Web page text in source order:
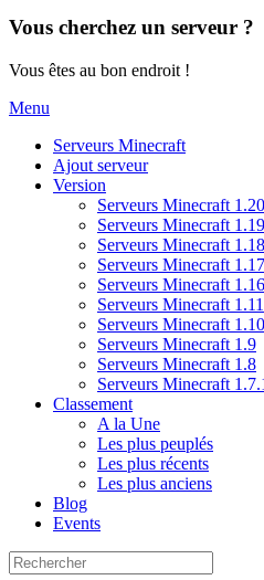
Vous cherchez un serveur ?
Vous êtes au bon endroit !
Menu
Serveurs Minecraft
Ajout serveur
Version
Serveurs Minecraft 1.20
Serveurs Minecraft 1.19
Serveurs Minecraft 1.18
Serveurs Minecraft 1.17
Serveurs Minecraft 1.16
Serveurs Minecraft 1.11
Serveurs Minecraft 1.10
Serveurs Minecraft 1.9
Serveurs Minecraft 1.8
Serveurs Minecraft
Classement
A la Une
Les plus peuplés
Les plus récents
Les plus anciens
Blog
Events